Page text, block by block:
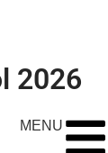
2026
MENU